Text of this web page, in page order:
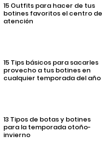
15 Outfits para hacer de tus
botines favoritos el centro de
atención
15 Tips básicos para sacarles
provecho a tus botines en
cualquier temporada del año
13 Tipos de botas y botines
para la temporada otoño-
invierno